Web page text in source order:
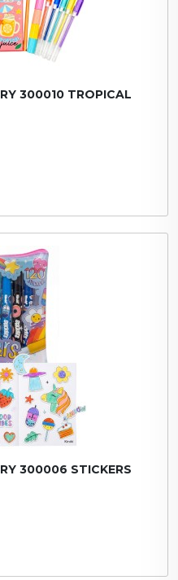
300010 TROPICAL
300006 STICKERS